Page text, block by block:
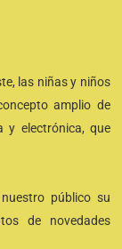
las niñas y niños
amplio de
y electrónica, que
público su
de novedades